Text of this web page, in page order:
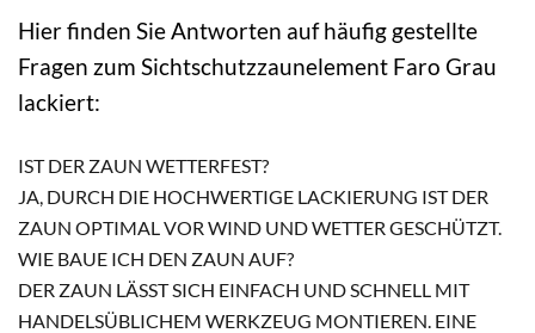
Hier finden Sie Antworten auf häufig gestellte
Fragen zum Sichtschutzzaunelement Faro Grau
lackiert:
IST DER ZAUN WETTERFEST?
JA, DURCH DIE HOCHWERTIGE LACKIERUNG IST DER
ZAUN OPTIMAL VOR WIND UND WETTER GESCHÜTZT.
WIE BAUE ICH DEN ZAUN AUF?
DER ZAUN LÄSST SICH EINFACH UND SCHNELL MIT
HANDELSÜBLICHEM WERKZEUG MONTIEREN. EINE